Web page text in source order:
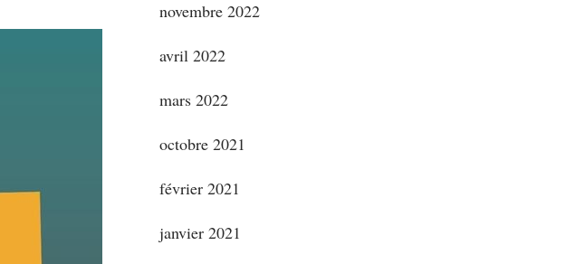
novembre 2022
avril 2022
mars 2022
octobre 2021
février 2021
janvier 2021